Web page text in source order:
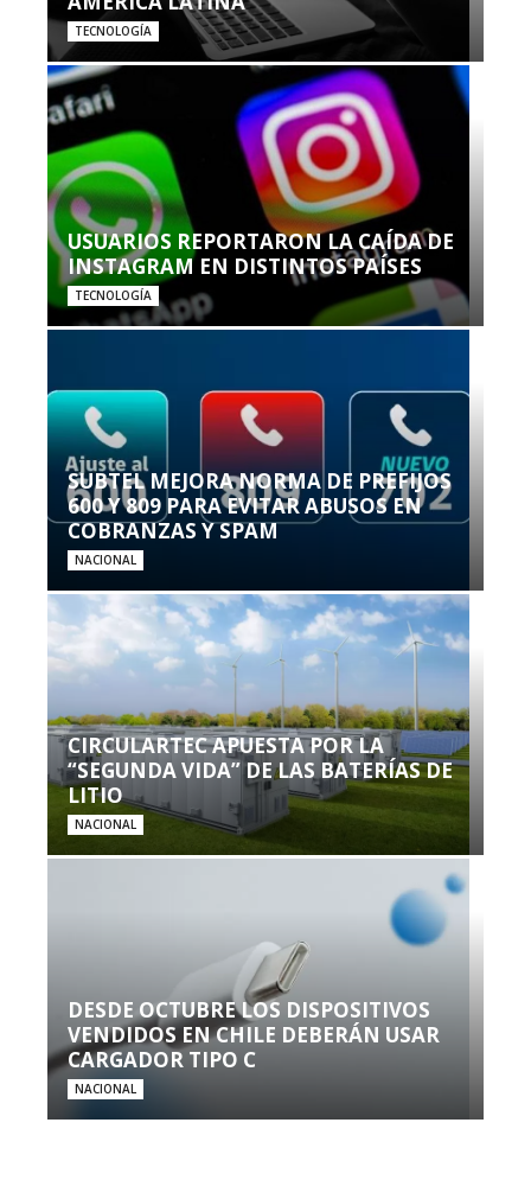
TECNOLOGÍA
USUARIOS REPORTARON LA CAÍDA DE
INSTAGRAM EN DISTINTOS PAÍSES
TECNOLOGÍA
SUBTEL MEJORA NORMA DE PREFIJOS
600 Y 809 PARA EVITAR ABUSOS EN
COBRANZAS Y SPAM
NACIONAL
CIRCULARTEC APUESTA POR LA
“SEGUNDA VIDA” DE LAS BATERÍAS DE
LITIO
NACIONAL
DESDE OCTUBRE LOS DISPOSITIVOS
VENDIDOS EN CHILE DEBERÁN USAR
CARGADOR TIPO C
NACIONAL